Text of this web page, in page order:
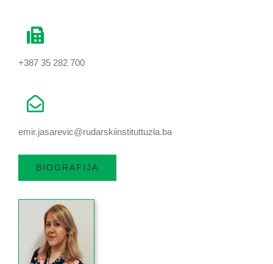
+387 35 282 700
emir.jasarevic@rudarskiinstituttuzla.ba
BIOGRAFIJA